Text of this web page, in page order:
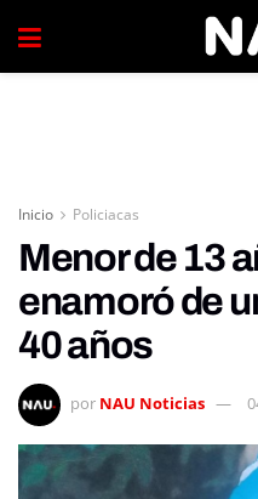
Inicio Policiacas
Menor de 13
enamoró de
40 años
por NAU Noticias